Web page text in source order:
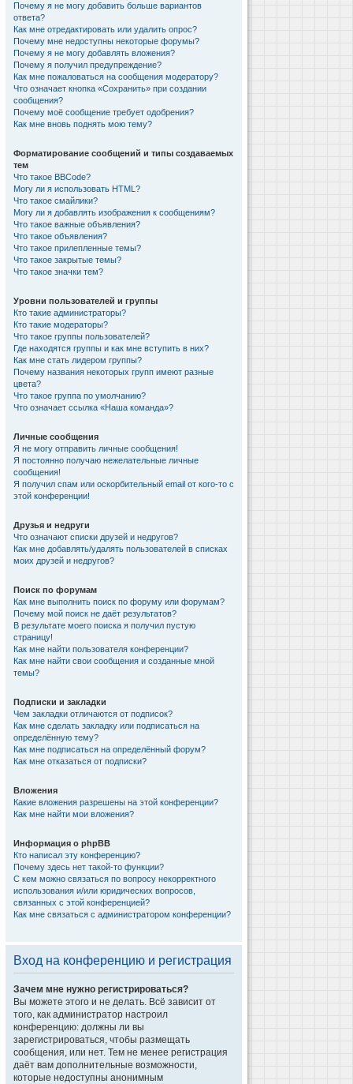
Почему я не могу добавить больше вариантов
ответа?
Как мне отредактировать или удалить опрос?
Почему мне недоступны некоторые форумы?
Почему я не могу добавлять вложения?
Почему я получил предупреждение?
Как мне пожаловаться на сообщения модератору?
Что означает кнопка «Сохранить» при создании
сообщения?
Почему моё сообщение требует одобрения?
Как мне вновь поднять мою тему?
Форматирование сообщений и типы создаваемых
тем
Что такое BBCode?
Могу ли я использовать HTML?
Что такое смайлики?
Могу ли я добавлять изображения к сообщениям?
Что такое важные объявления?
Что такое объявления?
Что такое прилепленные темы?
Что такое закрытые темы?
Что такое значки тем?
Уровни пользователей и группы
Кто такие администраторы?
Кто такие модераторы?
Что такое группы пользователей?
Где находятся группы и как мне вступить в них?
Как мне стать лидером группы?
Почему названия некоторых групп имеют разные
цвета?
Что такое группа по умолчанию?
Что означает ссылка «Наша команда»?
Личные сообщения
Я не могу отправить личные сообщения!
Я постоянно получаю нежелательные личные
сообщения!
Я получил спам или оскорбительный email от кого-то с
этой конференции!
Друзья и недруги
Что означают списки друзей и недругов?
Как мне добавлять/удалять пользователей в списках
моих друзей и недругов?
Поиск по форумам
Как мне выполнить поиск по форуму или форумам?
Почему мой поиск не даёт результатов?
В результате моего поиска я получил пустую
страницу!
Как мне найти пользователя конференции?
Как мне найти свои сообщения и созданные мной
темы?
Подписки и закладки
Чем закладки отличаются от подписок?
Как мне сделать закладку или подписаться на
определённую тему?
Как мне подписаться на определённый форум?
Как мне отказаться от подписки?
Вложения
Какие вложения разрешены на этой конференции?
Как мне найти мои вложения?
Информация о phpBB
Кто написал эту конференцию?
Почему здесь нет такой-то функции?
С кем можно связаться по вопросу некорректного
использования и/или юридических вопросов,
связанных с этой конференцией?
Как мне связаться с администратором конференции?
Вход на конференцию и регистрация
Зачем мне нужно регистрироваться?
Вы можете этого и не делать. Всё зависит от
того, как администратор настроил
конференцию: должны ли вы
зарегистрироваться, чтобы размещать
сообщения, или нет. Тем не менее регистрация
даёт вам дополнительные возможности,
которые недоступны анонимным